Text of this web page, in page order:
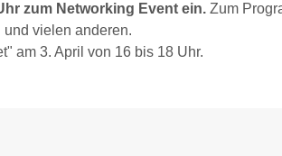
zum Networking Event ein. Zum
vielen anderen.
am 3. April von 16 bis 18 Uhr.